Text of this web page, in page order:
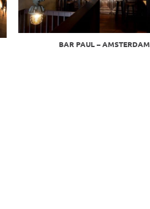
BAR PAUL – AMSTERDAM